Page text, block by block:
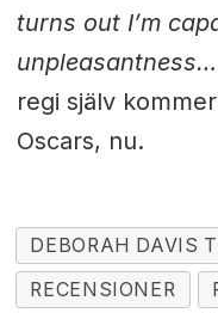
turns out I’m
unpleasantness…
regi själv
Oscars, nu.
DEBORAH DAVIS
RECENSIONER